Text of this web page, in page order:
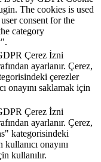
The cookies is used
consent for the
category
Çerez İzni
ayarlanır. Çerez,
çerezler
onayını saklamak için
Çerez İzni
ayarlanır. Çerez,
kategorisindeki
onayını
kullanılır.